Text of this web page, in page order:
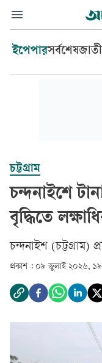
ইপেপারসর্বশেষ
চট্টগ্রাম
চন্দনাইশে
বৃদ্ধিতে
চন্দনাইশ (চট্টগ্রাম)
প্রকাশ : ০৯ জুলাই ২০২৬,